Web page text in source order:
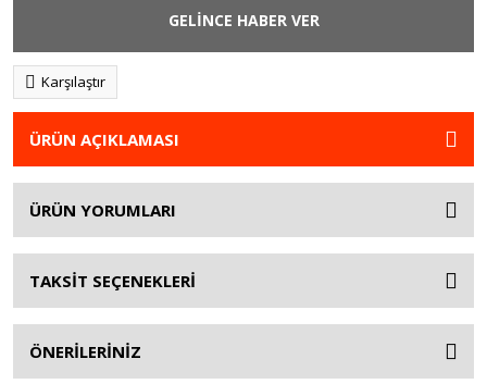
GELİNCE HABER VER
Karşılaştır
ÜRÜN AÇIKLAMASI
ÜRÜN YORUMLARI
TAKSİT SEÇENEKLERİ
ÖNERİLERİNİZ